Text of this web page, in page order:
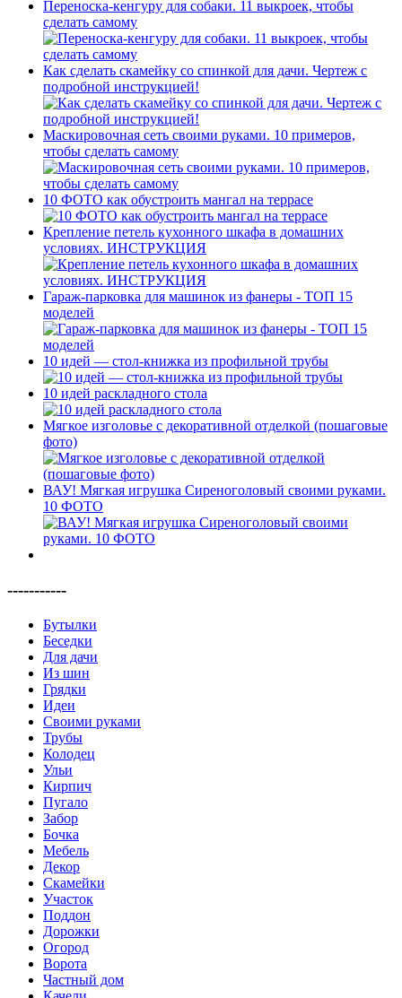
Переноска-кенгуру для собаки. 11 выкроек, чтобы
сделать самому
Как сделать скамейку со спинкой для дачи. Чертеж с
подробной инструкцией!
Маскировочная сеть своими руками. 10 примеров,
чтобы сделать самому
10 ФОТО как обустроить мангал на террасе
Крепление петель кухонного шкафа в домашних
условиях. ИНСТРУКЦИЯ
Гараж-парковка для машинок из фанеры - ТОП 15
моделей
10 идей — стол-книжка из профильной трубы
10 идей раскладного стола
Мягкое изголовье с декоративной отделкой (пошаговые
фото)
ВАУ! Мягкая игрушка Сиреноголовый своими руками.
10 ФОТО
-----------
Бутылки
Беседки
Для дачи
Из шин
Грядки
Идеи
Своими руками
Трубы
Колодец
Ульи
Кирпич
Пугало
Забор
Бочка
Мебель
Декор
Скамейки
Участок
Поддон
Дорожки
Огород
Ворота
Частный дом